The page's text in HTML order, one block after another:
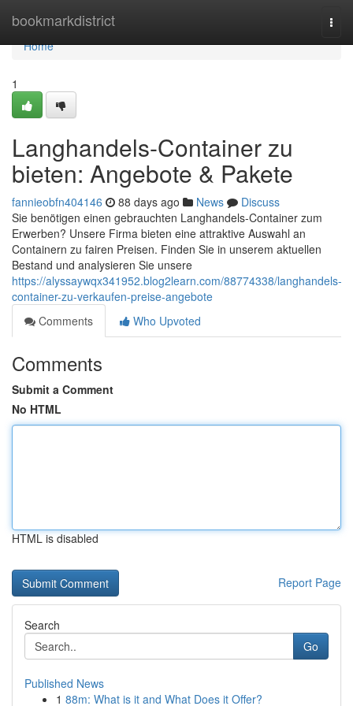
bookmarkdistrict
Home
Home
1
Langhandels-Container zu
bieten: Angebote & Pakete
fannieobfn404146 88 days ago News
Discuss
Sie benötigen einen gebrauchten Langhandels-Container zum
Erwerben? Unsere Firma bieten eine attraktive Auswahl an
Containern zu fairen Preisen. Finden Sie in unserem aktuellen
Bestand und analysieren Sie unsere
https://alyssaywqx341952.blog2learn.com/88774338/langhandels-
container-zu-verkaufen-preise-angebote
Comments
Who Upvoted
Comments
Submit a Comment
No HTML
HTML is disabled
Report Page
Search
Go
Published News
1 88m: What is it and What Does it Offer?